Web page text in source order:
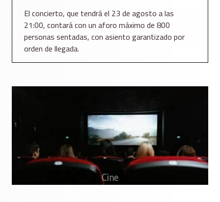
El concierto, que tendrá el 23 de agosto a las
21:00, contará con un aforo máximo de 800
personas sentadas, con asiento garantizado por
orden de llegada.